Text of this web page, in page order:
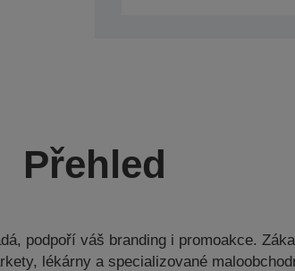
Přehled
podpoří váš branding i promoakce.
lékárny a specializované